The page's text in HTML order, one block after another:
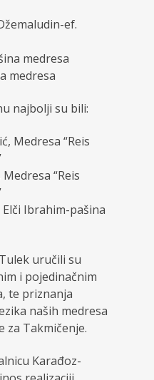
ef.
medresa
medresa
najbolji su bili:
Medresa “Reis
“Reis
Ibrahim-pašina
uručili su
i pojedinačnim
te priznanja
naših medresa
za Takmičenje.
Karađoz-